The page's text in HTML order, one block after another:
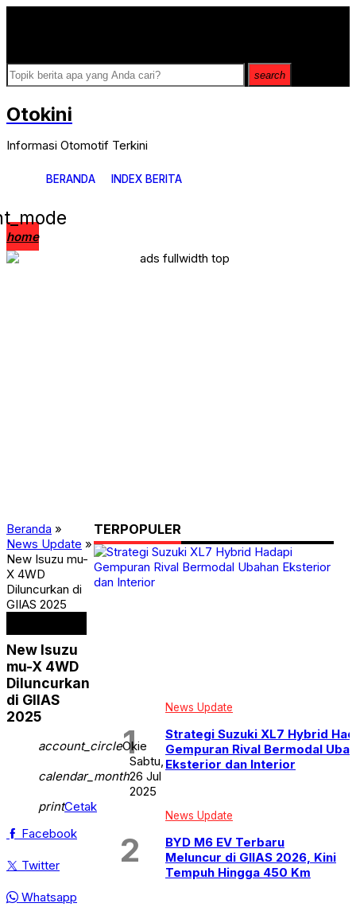
search
Otokini
Informasi Otomotif Terkini
BERANDA INDEX BERITA
home
Beranda »
News Update »
New Isuzu mu-
X 4WD
Diluncurkan di
GIIAS 2025
New Isuzu
mu-X 4WD
Diluncurkan
di GIIAS
2025
account_circleOkie
calendar_month
Sabtu,
26 Jul
2025
printCetak
Facebook
Twitter
Whatsapp
TERPOPULER
News Update
Strategi Suzuki XL7 Hybrid
Gempuran Rival Bermodal
Eksterior dan Interior
News Update
BYD M6 EV Terbaru
Meluncur di GIIAS 2026, Kini
Tempuh Hingga 450 Km